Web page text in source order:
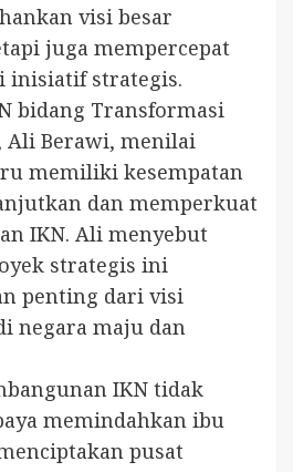
visi besar
juga mempercepat
inisiatif strategis.
bidang Transformasi
Ali Berawi, menilai
memiliki kesempatan
dan memperkuat
IKN. Ali menyebut
strategis ini
penting dari visi
negara maju dan
IKN tidak
memindahkan ibu
pusat